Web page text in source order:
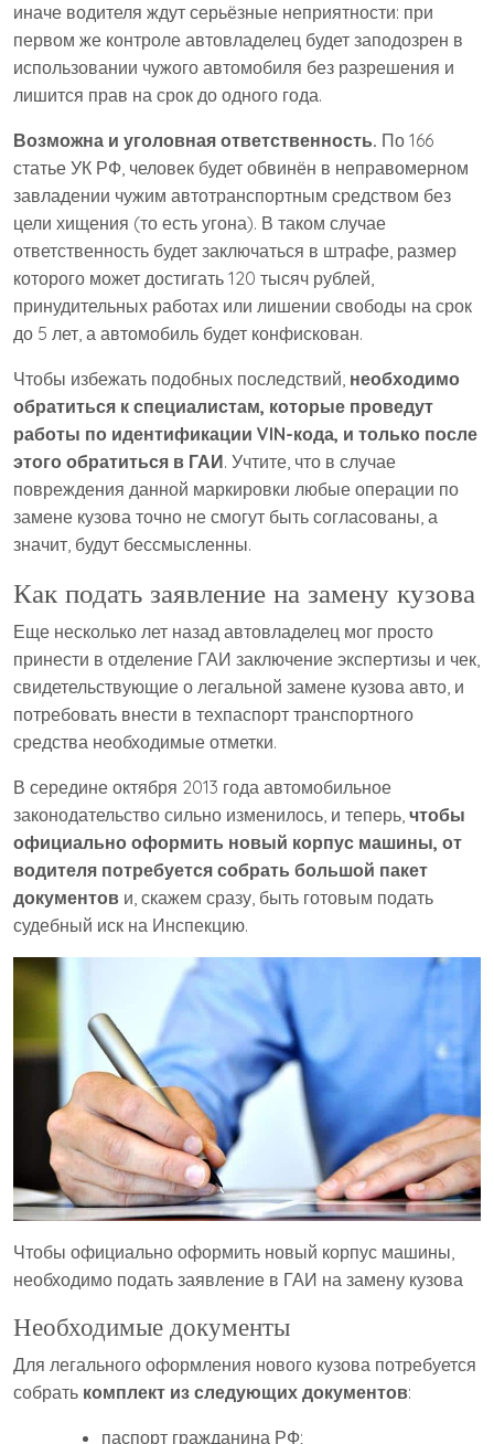
иначе водителя ждут серьёзные неприятности: при
первом же контроле автовладелец будет заподозрен в
использовании чужого автомобиля без разрешения и
лишится прав на срок до одного года.
Возможна и уголовная ответственность. По 166
статье УК РФ, человек будет обвинён в неправомерном
завладении чужим автотранспортным средством без
цели хищения (то есть угона). В таком случае
ответственность будет заключаться в штрафе, размер
которого может достигать 120 тысяч рублей,
принудительных работах или лишении свободы на срок
до 5 лет, а автомобиль будет конфискован.
Чтобы избежать подобных последствий, необходимо
обратиться к специалистам, которые проведут
работы по идентификации VIN-кода, и только после
этого обратиться в ГАИ. Учтите, что в случае
повреждения данной маркировки любые операции по
замене кузова точно не смогут быть согласованы, а
значит, будут бессмысленны.
Как подать заявление на замену кузова
Еще несколько лет назад автовладелец мог просто
принести в отделение ГАИ заключение экспертизы и чек,
свидетельствующие о легальной замене кузова авто, и
потребовать внести в техпаспорт транспортного
средства необходимые отметки.
В середине октября 2013 года автомобильное
законодательство сильно изменилось, и теперь, чтобы
официально оформить новый корпус машины, от
водителя потребуется собрать большой пакет
документов и, скажем сразу, быть готовым подать
судебный иск на Инспекцию.
Чтобы официально оформить новый корпус машины,
необходимо подать заявление в ГАИ на замену кузова
Необходимые документы
Для легального оформления нового кузова потребуется
собрать комплект из следующих документов:
паспорт гражданина РФ;